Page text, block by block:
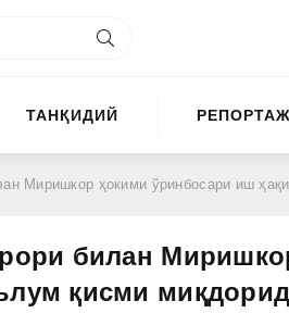
ТАНҚИДИЙ РЕПОРТАЖ
ўринбосари иш ҳақининг маълум қисми
билан
қисми